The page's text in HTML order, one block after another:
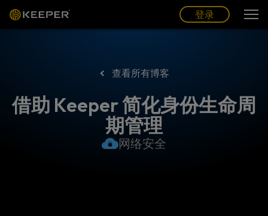
登录
查看所有博客
借助 Keeper 简化身份生命周
期管理
网络安全